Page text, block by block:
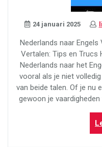
24 januari 2025
Nederlands naar
Vertalen: Tips en Trucs
Nederlands naar het
vooral als je niet
van beide talen. Of je nu
gewoon je